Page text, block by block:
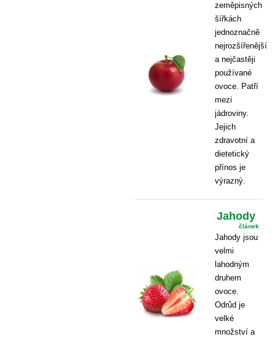
zeměpisných
šířkách
jednoznačně
nejrozšířenější
a nejčastěji
používané
ovoce. Patří
mezi
jádroviny.
Jejich
zdravotní a
dietetický
přínos je
výrazný.
Jahody
článek
Jahody jsou
velmi
lahodným
druhem
ovoce.
Odrůd je
velké
množství a